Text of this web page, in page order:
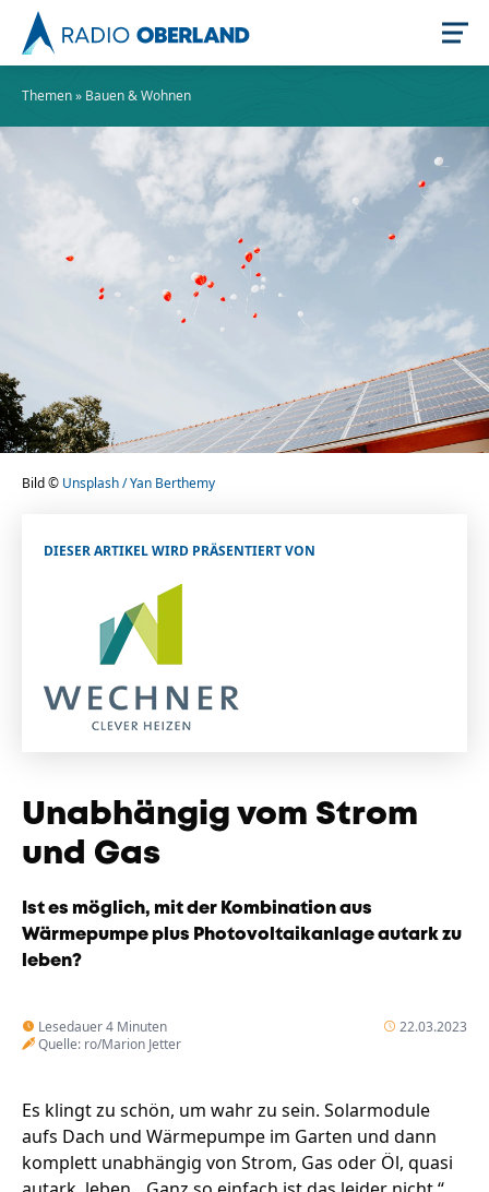
Stellenangebote
Fotobox
Amphibienschutz
Programm
Nachgehört
Newsletter
Zeit fürs Oberland
Handwerker
Themen» Bauen & Wohnen
Bild © Unsplash / Yan Berthemy
DIESER ARTIKEL WIRD PRÄSENTIERT VON
Unabhängig vom Strom
und Gas
Ist es möglich, mit der Kombination aus
Wärmepumpe plus Photovoltaikanlage autark zu
leben?
Lesedauer 4 Minuten
Quelle: ro/Marion Jetter
22.03.2023
Es klingt zu schön, um wahr zu sein. Solarmodule
aufs Dach und Wärmepumpe im Garten und dann
komplett unabhängig von Strom, Gas oder Öl, quasi